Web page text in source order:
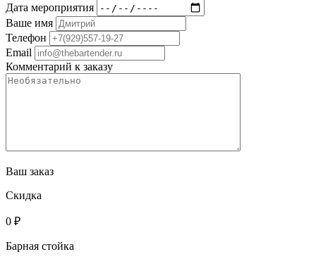
Дата мероприятия
Ваше имя
Телефон
Email
Комментарий к заказу
Ваш заказ
Скидка
0 ₽
Барная стойка